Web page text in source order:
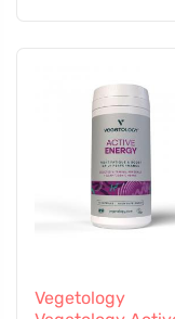
Vegetology